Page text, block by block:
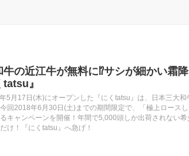
牛の近江牛が無料に⁉︎サシが細かい霜
』
5月17日(木)にオープンした『にくtatsu』は、日本三大和
回2018年6月30日(土)までの期間限定で、「極上ロース
キャンペーンを開催！年間で5,000頭しか出荷されない希
け！『にくtatsu』へ急げ！